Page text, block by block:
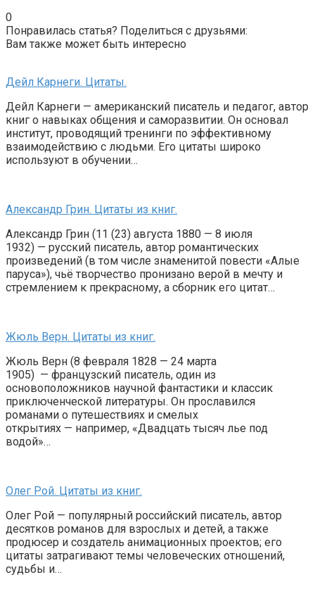
0
Понравилась статья? Поделиться с друзьями:
Вам также может быть интересно
Дейл Карнеги. Цитаты.
Дейл Карнеги — американский писатель и педагог, автор
книг о навыках общения и саморазвитии. Он основал
институт, проводящий тренинги по эффективному
взаимодействию с людьми. Его цитаты широко
используют в обучении…
Александр Грин. Цитаты из книг.
Александр Грин (11 (23) августа 1880 — 8 июля
1932) — русский писатель, автор романтических
произведений (в том числе знаменитой повести «Алые
паруса»), чьё творчество пронизано верой в мечту и
стремлением к прекрасному, а сборник его цитат…
Жюль Верн. Цитаты из книг.
Жюль Верн (8 февраля 1828 — 24 марта
1905) — французский писатель, один из
основоположников научной фантастики и классик
приключенческой литературы. Он прославился
романами о путешествиях и смелых
открытиях — например, «Двадцать тысяч лье под
водой»…
Олег Рой. Цитаты из книг.
Олег Рой — популярный российский писатель, автор
десятков романов для взрослых и детей, а также
продюсер и создатель анимационных проектов; его
цитаты затрагивают темы человеческих отношений,
судьбы и…